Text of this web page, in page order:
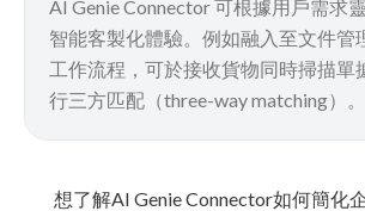
AI Genie Connector 可根據用戶需求
智能客製化體驗。例如融入至文件管
工作流程，可於接收貨物同時掃描單
行三方匹配（three-way matching）。
想了解AI Genie Connector如何簡化